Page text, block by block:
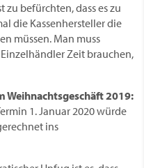
zu befürchten, dass es zu
die Kassenhersteller die
müssen. Man muss
Zeit brauchen,
Weihnachtsgeschäft 2019:
1. Januar 2020 würde
ins